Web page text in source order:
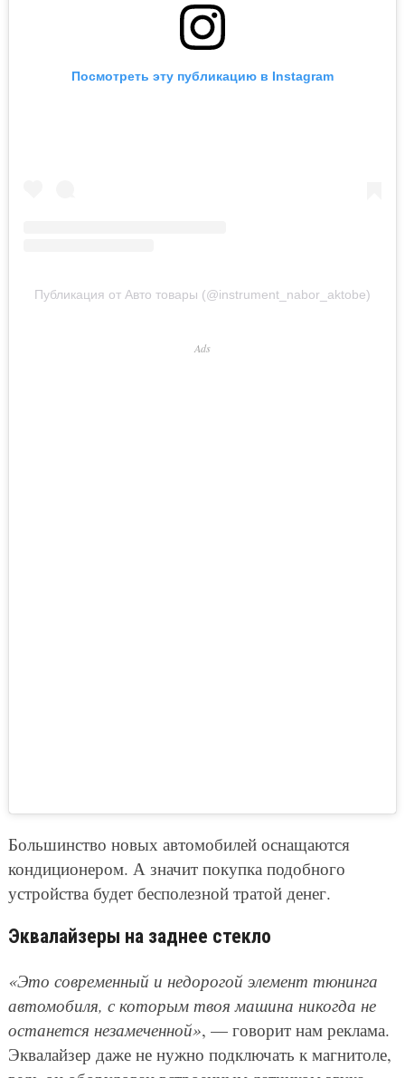
Посмотреть эту публикацию в Instagram
Публикация от Авто товары (@instrument_nabor_aktobe)
Ads
Большинство новых автомобилей оснащаются
кондиционером. А значит покупка подобного
устройства будет бесполезной тратой денег.
Эквалайзеры на заднее стекло
«Это современный и недорогой элемент тюнинга
автомобиля, с которым твоя машина никогда не
останется незамеченной», — говорит нам реклама.
Эквалайзер даже не нужно подключать к магнитоле,